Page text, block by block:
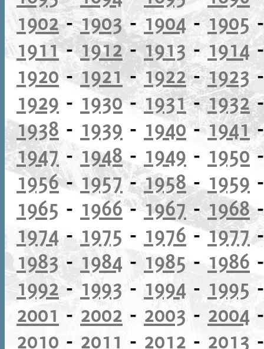
1902-1903-1904-1905
1911-1912-1913 -1914
1920 - 1921-1922-1923
1929 - 1930- 1931-1932
1938 - 1939 - 1940-1941
1947 - 1948- 1949 - 1950
1956- 1957-1958- 1959
1965 - 1966-1967-1968
1974 - 1975 - 1976 -1977
1983- 1984 - 1985 - 1986
1992-1993 - 1994 - 1995
2001 - 2002 - 2003 - 2004
2010 - 2011 - 2012 - 2013